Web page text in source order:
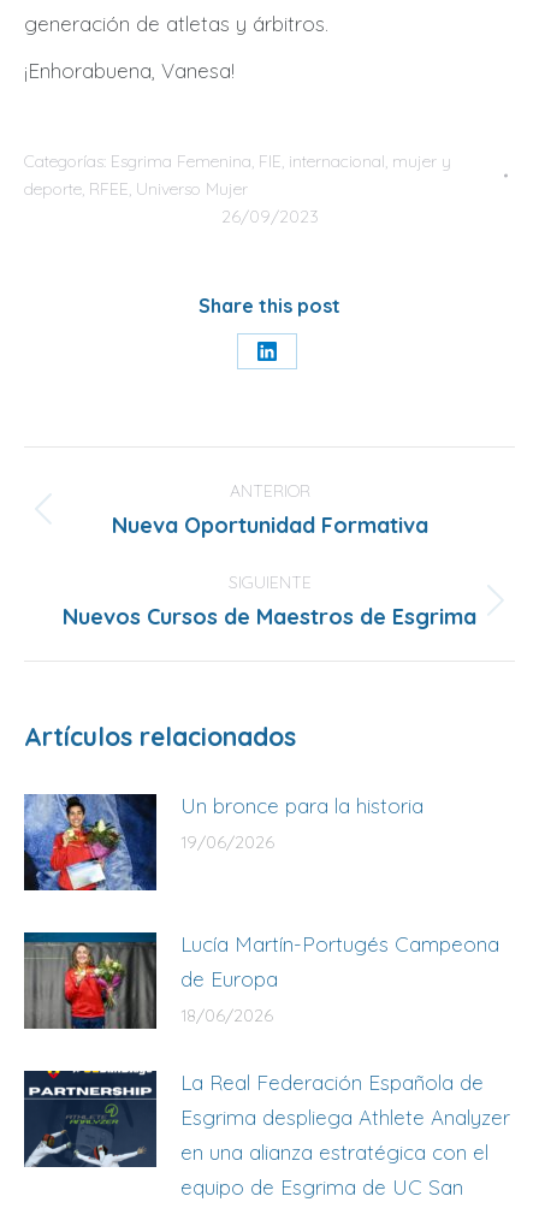
generación de atletas y árbitros.
¡Enhorabuena, Vanesa!
Categorías: Esgrima Femenina, FIE, internacional, mujer y
deporte, RFEE, Universo Mujer
26/09/2023
Share this post
Share
entre
publicaciones
ANTERIOR
Publicación
Nueva Oportunidad Formativa
SIGUIENTE
Publicación
Nuevos Cursos de Maestros de Esgrima
Artículos relacionados
Un bronce para la historia
19/06/2026
Lucía Martín-Portugés Campeona
de Europa
18/06/2026
La Real Federación Española de
Esgrima despliega Athlete Analyzer
en una alianza estratégica con el
equipo de Esgrima de UC San